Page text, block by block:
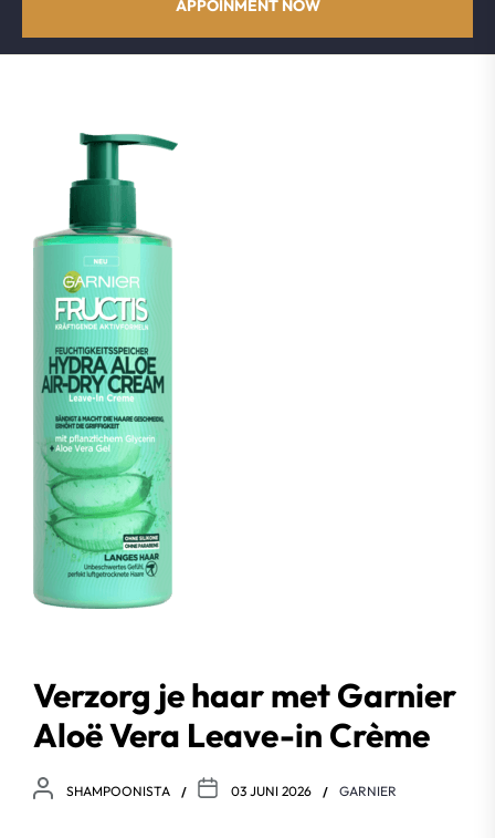
APPOINMENT NOW
Verzorg je haar met Garnier
Aloë Vera Leave-in Crème
SHAMPOONISTA 03 JUNI 2026 GARNIER